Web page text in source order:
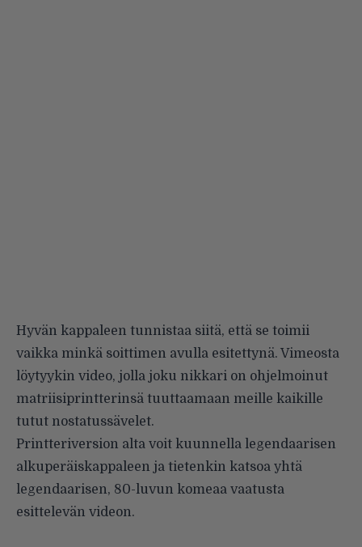
Hyvän kappaleen tunnistaa siitä, että se toimii
vaikka minkä soittimen avulla esitettynä. Vimeosta
löytyykin video, jolla joku nikkari on ohjelmoinut
matriisiprintterinsä tuuttaamaan meille kaikille
tutut nostatussävelet.
Printteriversion alta voit kuunnella legendaarisen
alkuperäiskappaleen ja tietenkin katsoa yhtä
legendaarisen, 80-luvun komeaa vaatusta
esittelevän videon.